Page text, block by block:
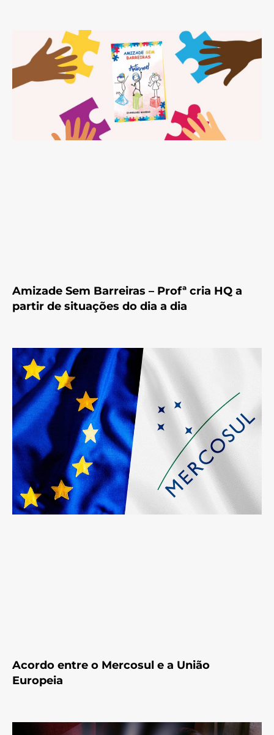
Amizade Sem Barreiras – Profª cria HQ a
partir de situações do dia a dia
Acordo entre o Mercosul e a União
Europeia